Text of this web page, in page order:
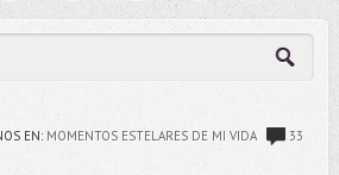
EN: MOMENTOS ESTELARES DE MI VIDA
33